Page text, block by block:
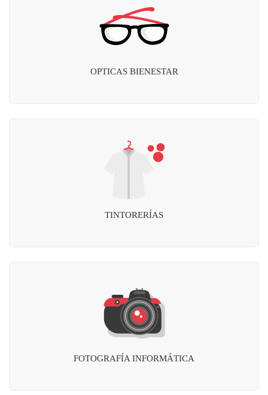
OPTICAS BIENESTAR
TINTORERÍAS
FOTOGRAFÍA INFORMÁTICA